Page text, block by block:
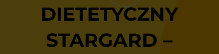
DIETETYCZNY
STARGARD –